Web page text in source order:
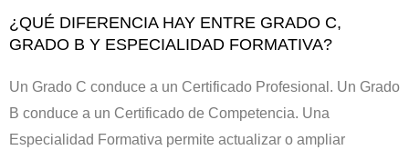
¿QUÉ DIFERENCIA HAY ENTRE GRADO C,
GRADO B Y ESPECIALIDAD FORMATIVA?
Un Grado C conduce a un Certificado Profesional. Un Grado
B conduce a un Certificado de Competencia. Una
Especialidad Formativa permite actualizar o ampliar